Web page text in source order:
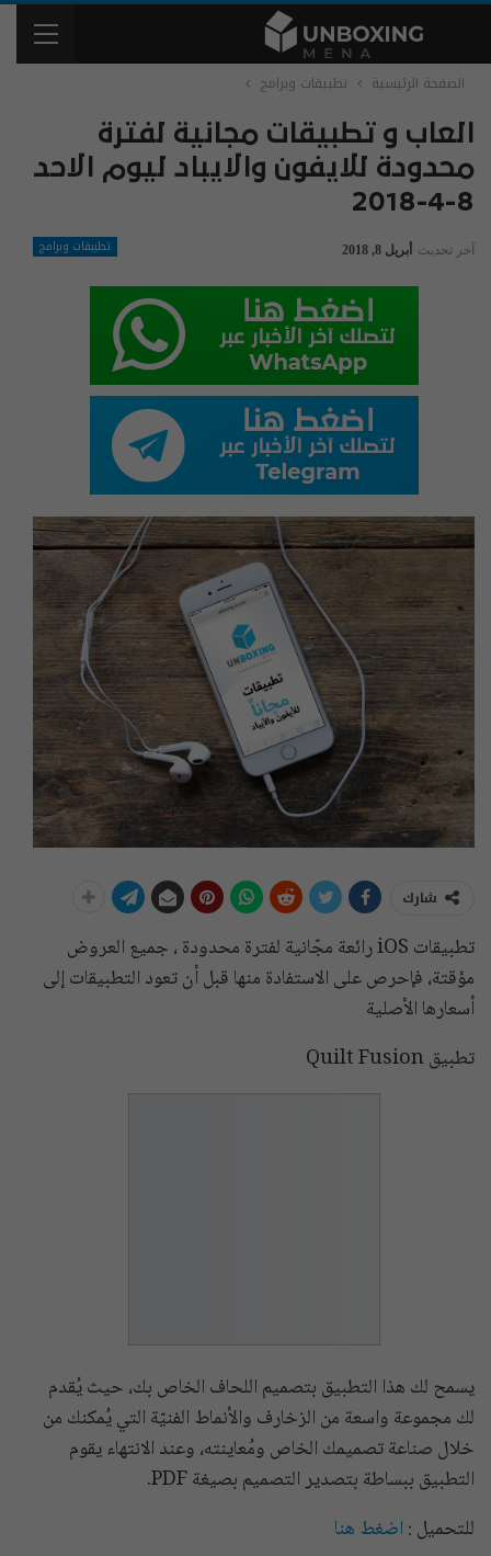
الصفحة الرئيسية تطبيقات وبرامج
العاب و تطبيقات مجانية لفترة
محدودة للايفون والايباد ليوم الاحد
8-4-2018
تطبيقات وبرامج آخر تحديث أبريل 8, 2018
شارك
تطبيقات iOS رائعة مجّانية لفترة محدودة ، جميع العروض
مؤقتة، فإحرص على الاستفادة منها قبل أن تعود التطبيقات إلى
أسعارها الأصلية
تطبيق Quilt Fusion
يسمح لك هذا التطبيق بتصميم اللحاف الخاص بك، حيث يُقدم
لك مجموعة واسعة من الزخارف والأنماط الفنيّة التي يُمكنك من
خلال صناعة تصميمك الخاص ومُعاينته، وعند الانتهاء يقوم
التطبيق ببساطة بتصدير التصميم بصيغة PDF.
للتحميل : اضغط هنا